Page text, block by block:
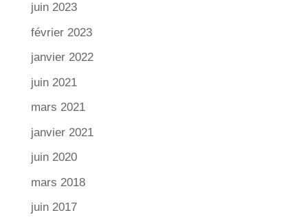
juin 2023
février 2023
janvier 2022
juin 2021
mars 2021
janvier 2021
juin 2020
mars 2018
juin 2017